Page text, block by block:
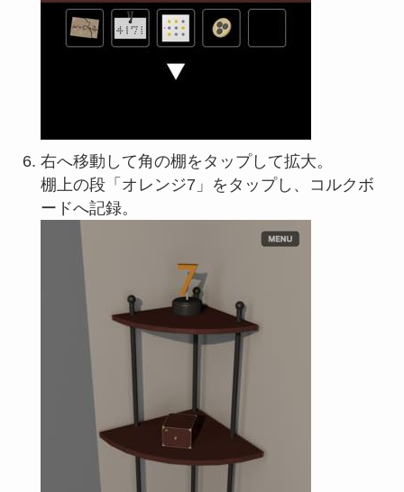
右へ移動して角の棚をタップして拡大。
棚上の段「オレンジ7」をタップし、コルクボ
ードへ記録。